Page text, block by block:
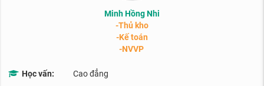
Minh Hồng Nhi
-Thủ kho
-Kế toán
-NVVP
Học vấn:
Cao đẳng